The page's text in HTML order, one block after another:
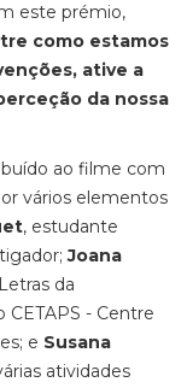
este prémio,
como estamos
ative a
da nossa
ao filme com
vários elementos
, estudante
Joana
da
CETAPS - Centre
e Susana
atividades